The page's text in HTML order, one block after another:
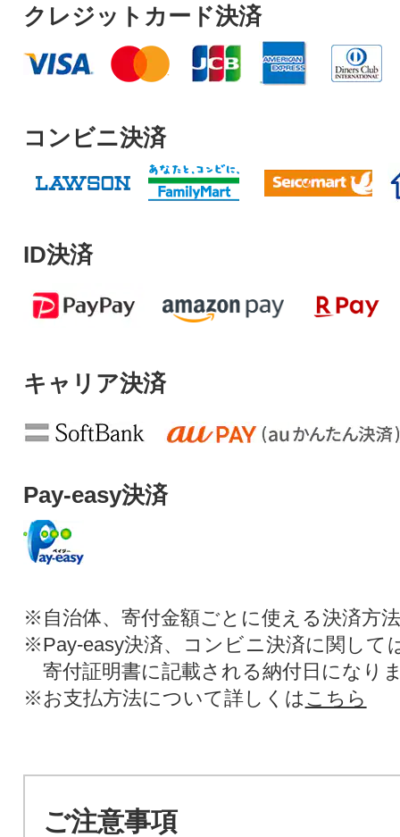
クレジットカード決済
コンビニ決済
ID決済
キャリア決済
Pay-easy決済
※自治体、寄付金額ごとに使える決済方
※Pay-easy決済、コンビニ決済に関して
寄付証明書に記載される納付日になり
※お支払方法について詳しくは こちら
ご注意事項